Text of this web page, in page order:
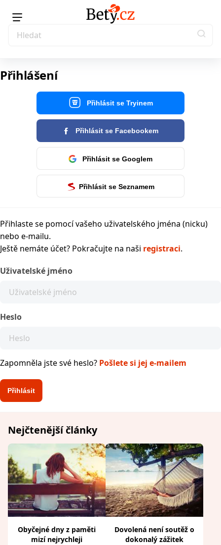
Přihlášení
Přihlásit se Tryinem
Přihlásit se Facebookem
Přihlásit se Googlem
Přihlásit se Seznamem
Přihlaste se pomocí vašeho uživatelského jména (nicku)
nebo e-mailu.
Ještě nemáte účet? Pokračujte na naši registraci.
Uživatelské jméno
Heslo
Zapomněla jste své heslo? Pošlete si jej e-mailem
Nejčtenější články
Obyčejné dny z paměti
mizí nejrychleji
Dovolená není soutěž o
dokonalý zážitek